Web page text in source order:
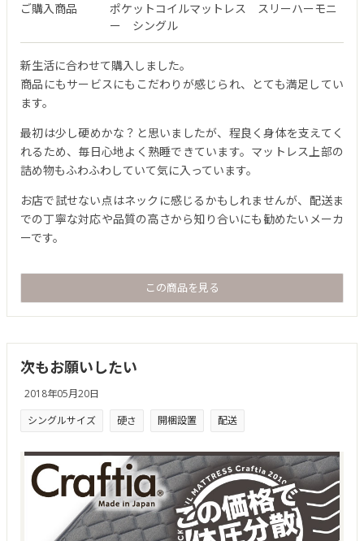
ご購入商品
ポケットコイルマットレス スリーハーモニ
ー シングル
新生活に合わせて購入しました。
商品にもサービスにもこだわりが感じられ、とても満足してい
ます。
最初は少し硬めかな？と思いましたが、程良く身体を支えてく
れるため、毎日心地よく熟睡できています。マットレス上部の
詰め物もふわふわしていて気に入っています。
お店で試せない点はネックに感じるかもしれませんが、配送ま
での丁寧な対応や品質の高さから知り合いにも勧めたいメーカ
ーです。
この商品を見る
次もお願いしたい
2018年05月20日
シングルサイズ
硬さ 開梱設置 配送